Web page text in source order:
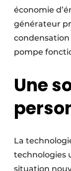
économie
générateur
pompe
Une
La
technologies
situation